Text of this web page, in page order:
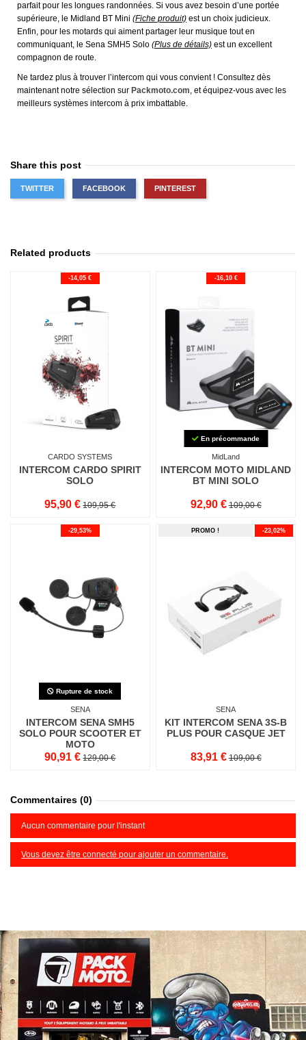
parfait pour les longues randonnées. Si vous avez besoin d’une portée
supérieure, le Midland BT Mini (Fiche produit) est un choix judicieux.
Enfin, pour les motards qui aiment partager leur musique tout en
communiquant, le Sena SMH5 Solo (Plus de détails) est un excellent
compagnon de route.
Ne tardez plus à trouver l’intercom qui vous convient ! Consultez dès
maintenant notre sélection sur Packmoto.com, et équipez-vous avec les
meilleurs systèmes intercom à prix imbattable.
Share this post
TWITTER FACEBOOK PINTEREST
Related products
-14,05 €
CARDO SYSTEMS
INTERCOM CARDO SPIRIT
SOLO
95,90 € 109,95 €
-16,10 €
En précommande
MidLand
INTERCOM MOTO MIDLAND
BT MINI SOLO
92,90 € 109,00 €
-29,53%
Rupture de stock
SENA
INTERCOM SENA SMH5
SOLO POUR SCOOTER ET
MOTO
90,91 € 129,00 €
PROMO ! -23,02%
SENA
KIT INTERCOM SENA 3S-B
PLUS POUR CASQUE JET
83,91 € 109,00 €
Commentaires (0)
Aucun commentaire pour l'instant
Vous devez être connecté pour ajouter un commentaire.